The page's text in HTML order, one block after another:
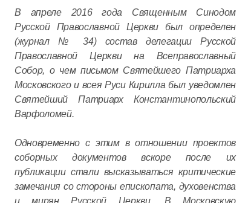
В апреле 2016 года Священным Синодом
Русской Православной Церкви был определен
(журнал № 34) состав делегации Русской
Православной Церкви на Всеправославный
Собор, о чем письмом Святейшего Патриарха
Московского и всея Руси Кирилла был уведомлен
Святейший Патриарх Константинопольский
Варфоломей.
Одновременно с этим в отношении проектов
соборных документов вскоре после их
публикации стали высказываться критические
замечания со стороны епископата, духовенства
и мирян Русской Церкви. В Московскую